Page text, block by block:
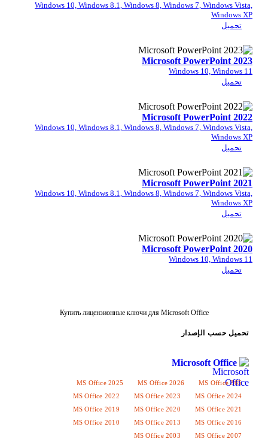
Windows 10, Windows 8.1, Windows 8, Windows
Microsoft
Windows
Microsoft
Windows 10, Windows 8.1, Windows 8, Windows
Microsoft
Windows 10, Windows 8.1, Windows 8, Windows
Microsoft
Windows
Купить лицензионные ключи для Microsoft
MS Office 2026
MS Office 2025
MS Office 2023
MS Office 2022
MS Office 2020
MS Office 2019
MS Office 2013
MS Office 2010
MS Office 2003